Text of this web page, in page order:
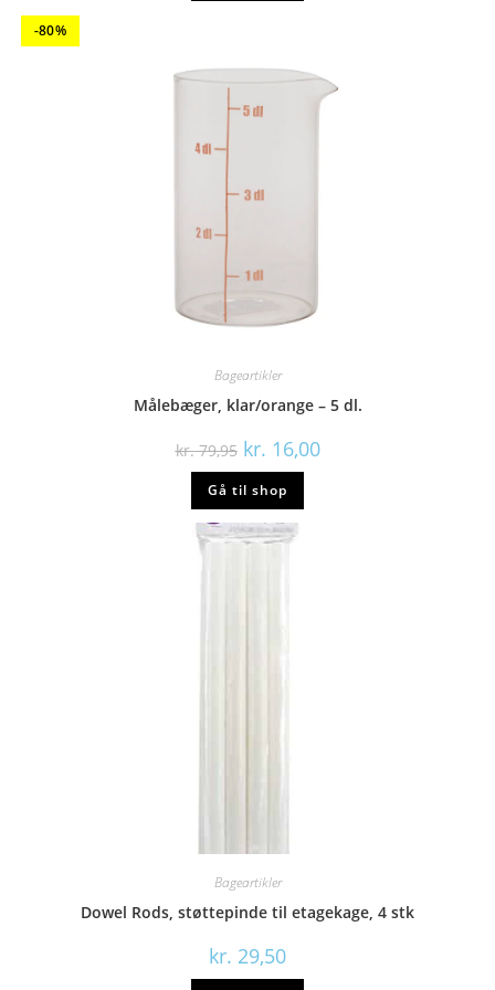
-80%
Bageartikler
Målebæger, klar/orange – 5 dl.
kr.79,95 Den
oprindelige
pris
var:
kr. 79,95.
kr. 16,00Den
aktuelle
Gå til shop
Bageartikler
Dowel Rods, støttepinde til etagekage, 4 stk
kr. 29,50